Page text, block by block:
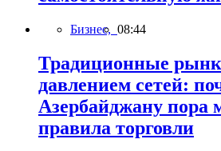
Бизнес, 08:44
Традиционные
давлением сетей:
Азербайджану пора
правила торговли